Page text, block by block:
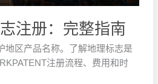
注册：完整指南
地区产品名称。了解地理标志是
注册流程、费用和时